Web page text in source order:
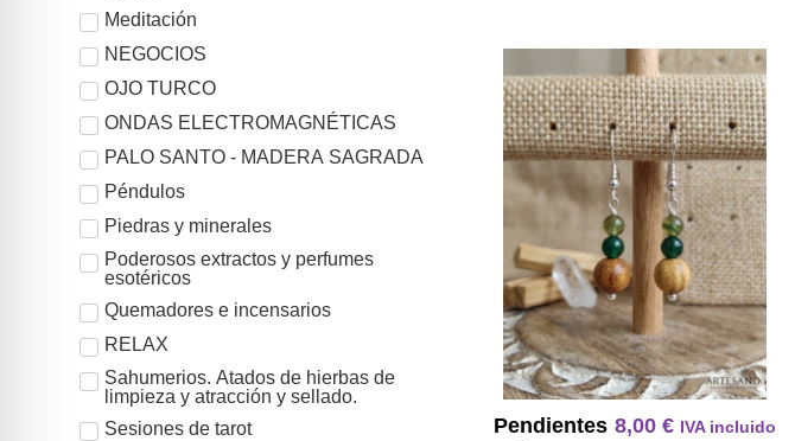
Meditación
NEGOCIOS
OJO TURCO
ONDAS ELECTROMAGNÉTICAS
PALO SANTO - MADERA SAGRADA
Péndulos
Piedras y minerales
Poderosos extractos y perfumes
esotéricos
Quemadores e incensarios
RELAX
Sahumerios. Atados de hierbas de
limpieza y atracción y sellado.
Sesiones de tarot
Pendientes 8,00€ IVA incluido